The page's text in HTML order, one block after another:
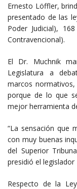
Ernesto Löffler,
presentado de las
Poder Judicial),
Contravencional).
El Dr. Muchnik
Legislatura a
marcos
porque de lo que
mejor herramienta
“La sensación que
con muy buenas
del Superior
presidió el legislador
Respecto de la